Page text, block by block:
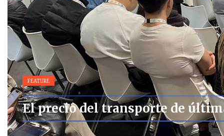
FEATURE
El precio del transporte de